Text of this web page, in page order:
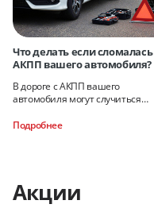
Что делать если сломалась
АКПП вашего автомобиля?
В дороге с АКПП вашего
автомобиля могут случиться
обнаружении проблем с АКПП
Подробнее
Акции